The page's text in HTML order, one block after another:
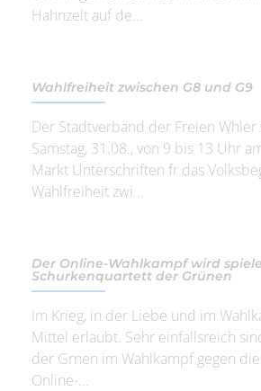
Hahnzelt auf de...
Wahlfreiheit zwischen G8 und G9
Der Stadtverband der Freien Whler
Samstag, 31.08., von 9 bis 13 Uhr
Markt Unterschriften fr das
Wahlfreiheit zwi...
Der Online-Wahlkampf wird
Schurkenquartett der Grünen
Im Krieg, in der Liebe und im
Mittel erlaubt. Sehr einfallsreich
der Grnen im Wahlkampf gegen
Online-...